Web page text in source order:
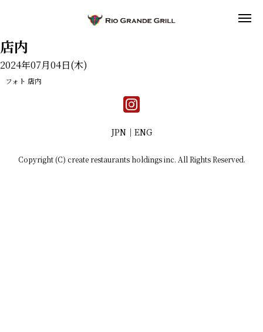
店内
2024年07月04日(木)
フォト 店内
JPN ENG
Copyright (C) create restaurants holdings inc. All Rights Reserved.